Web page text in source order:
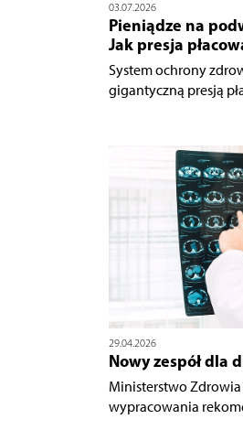
03.07.2026
Pieniądze na
Jak presja
System ochrony
gigantyczną presją
29.04.2026
Nowy zespół dla
Ministerstwo Zdrowia
wypracowania